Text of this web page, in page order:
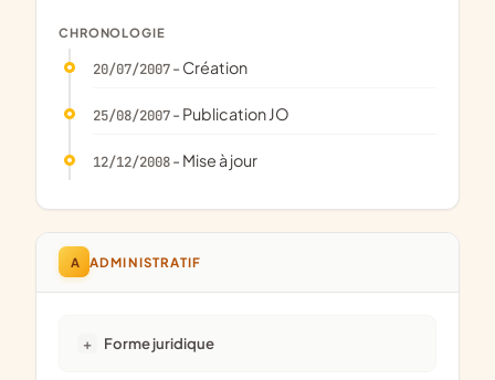
CHRONOLOGIE
20/07/2007- Création
25/08/2007- Publication JO
12/12/2008- Mise à jour
A ADMINISTRATIF
Forme juridique